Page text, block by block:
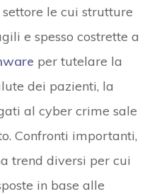
settore le cui strutture
e spesso costrette a
per tutelare la
dei pazienti, la
al cyber crime sale
Confronti importanti,
trend diversi per cui
in base alle